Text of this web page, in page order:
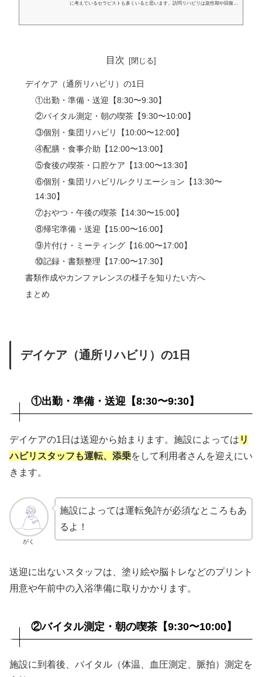
に考えているセラピストも多くいると思います。訪問リハビリは急性期や回復期
目次
デイケア（通所リハビリ）の1日
①出勤・準備・送迎【8:30〜9:30】
②バイタル測定・朝の喫茶【9:30〜10:00】
③個別・集団リハビリ【10:00〜12:00】
④配膳・食事介助【12:00〜13:00】
⑤食後の喫茶・口腔ケア【13:00〜13:30】
⑥個別・集団リハビリ/レクリエーション【13:30〜
14:30】
⑦おやつ・午後の喫茶【14:30〜15:00】
⑧帰宅準備・送迎【15:00〜16:00】
⑨片付け・ミーティング【16:00〜17:00】
⑩記録・書類整理【17:00〜17:30】
書類作成やカンファレンスの様子を知りたい方へ
まとめ
デイケア（通所リハビリ）の1日
①出勤・準備・送迎【8:30〜9:30】
デイケアの1日は送迎から始まります。施設によっては リ
ハビリスタッフも運転、添乗をして利用者さんを迎えにい
きます。
がく
施設によっては運転免許が必須なところもあ
るよ！
送迎に出ないスタッフは、塗り絵や脳トレなどのプリント
用意や午前中の入浴準備に取りかかります。
②バイタル測定・朝の喫茶【9:30〜10:00】
施設に到着後、バイタル（体温、血圧測定、脈拍）測定を